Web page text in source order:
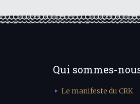
Qui sommes-
Le manifeste du CRK